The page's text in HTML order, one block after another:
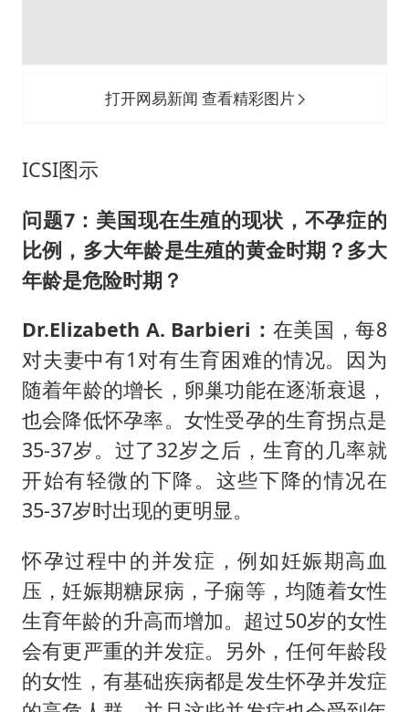
打开网易新闻 查看精彩图片
ICSI图示
问题7： 美国现在生殖的现状，不孕症的
比例，多大年龄是生殖的黄金时期？多大
年龄是危险时期？
Dr.Elizabeth A. Barbieri： 在美国，每8
对夫妻中有1对有生育困难的情况。因为
随着年龄的增长，卵巢功能在逐渐衰退，
也会降低怀孕率。女性受孕的生育拐点是
35-37岁。过了32岁之后，生育的几率就
开始有轻微的下降。这些下降的情况在
35-37岁时出现的更明显。
怀孕过程中的并发症，例如妊娠期高血
压，妊娠期糖尿病，子痫等，均随着女性
生育年龄的升高而增加。超过50岁的女性
会有更严重的并发症。另外，任何年龄段
的女性，有基础疾病都是发生怀孕并发症